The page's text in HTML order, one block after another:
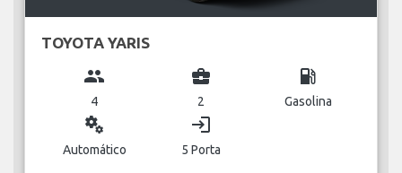
TOYOTA YARIS
group
4
business_center
2
local_gas_station
Gasolina
miscellaneous_services
Automático
login
5 Porta